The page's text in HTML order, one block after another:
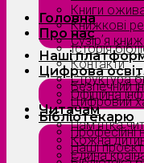
Головна
Про нас
Історія
Контакти
Структура
Офіційна
Читачам
Пам’ятка
Кожна
Єдина
Книги
Книжкові
Сузірʼя
Наші
Цифрова
Безпечний
Цифровий
Бібліотекарю
Професійні
Наші